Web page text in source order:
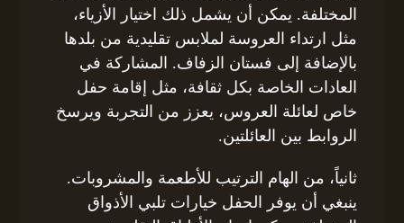
المختلفة. يمكن أن يشمل ذلك اختيار الأزياء،
مثل ارتداء العروسة لملابس تقليدية من بلدها
بالإضافة إلى فستان الزفاف. المشاركة في
العادات الخاصة بكل ثقافة، مثل إقامة حفل
خاص لعائلة العروس، يعزز من التجربة ويرسخ
الروابط بين العائلتين.
ثانياً، من الهام الترتيب للأطعمة والمشروبات.
ينبغي أن يوفر الحفل خيارات تلبي الأذواق